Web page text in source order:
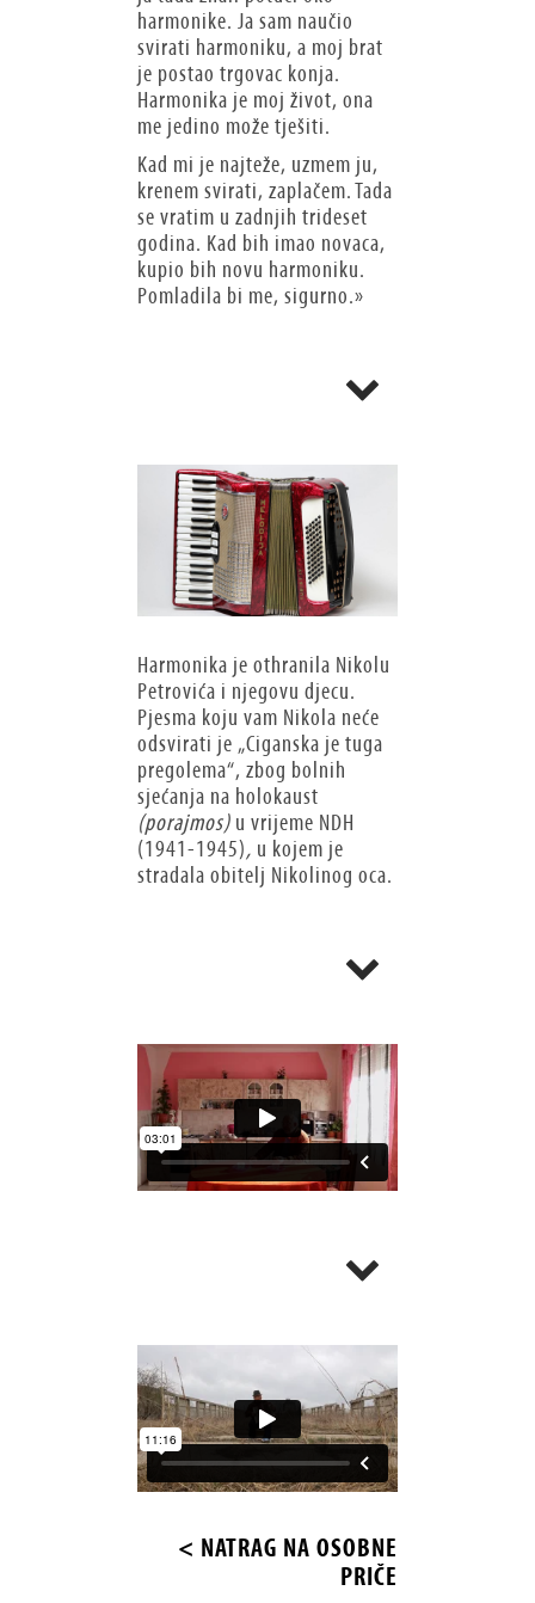
harmonike. Ja sam naučio
svirati harmoniku, a moj brat
je postao trgovac konja.
Harmonika je moj život, ona
me jedino može tješiti.
Kad mi je najteže, uzmem ju,
krenem svirati, zaplačem. Tada
se vratim u zadnjih trideset
godina. Kad bih imao novaca,
kupio bih novu harmoniku.
Pomladila bi me, sigurno.»
Harmonika je othranila Nikolu
Petrovića i njegovu djecu.
Pjesma koju vam Nikola neće
odsvirati je „Ciganska je tuga
pregolema“, zbog bolnih
sjećanja na holokaust
(porajmos) u vrijeme NDH
(1941-1945), u kojem je
stradala obitelj Nikolinog oca.
< NATRAG NA OSOBNE
PRIČE